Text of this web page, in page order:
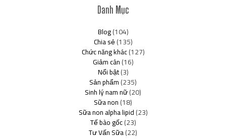
Danh Mục
Blog(104)
Chia sẻ(135)
Chức năng khác(127)
Giảm cân(16)
Nổi bật(3)
Sản phẩm(235)
Sinh lý nam nữ(20)
Sữa non(18)
Sữa non alpha lipid(23)
Tế bào gốc(23)
Tư Vấn Sữa(22)